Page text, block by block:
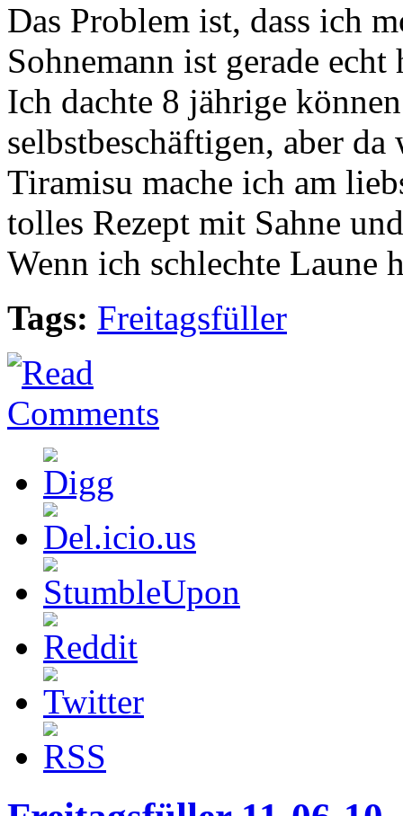
Das Problem ist, dass ich
Sohnemann ist gerade
Ich dachte 8 jährige
selbstbeschäftigen, aber
Tiramisu mache ich am
tolles Rezept mit Sahne
Wenn ich schlechte Laune
Tags: Freitagsfüller